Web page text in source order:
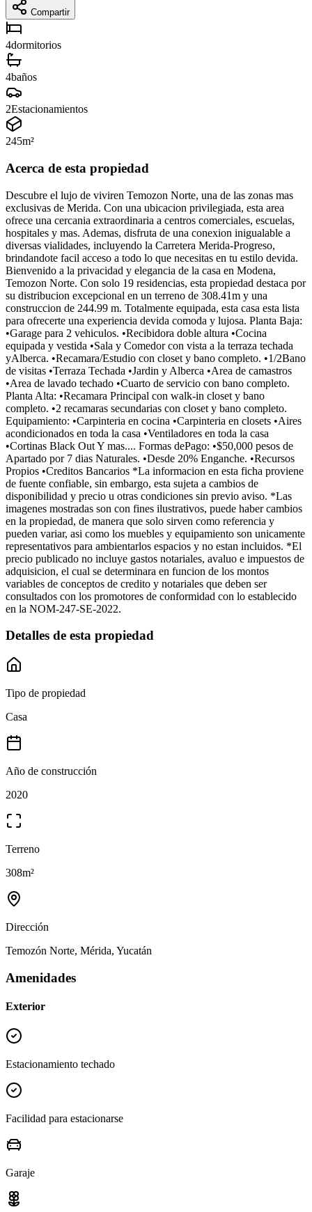
Compartir
4dormitorios
4baños
2Estacionamientos
245m²
Acerca de esta propiedad
Descubre el lujo de viviren Temozon Norte, una de las zonas mas
exclusivas de Merida. Con una ubicacion privilegiada, esta area
ofrece una cercania extraordinaria a centros comerciales, escuelas,
hospitales y mas. Ademas, disfruta de una conexion inigualable a
diversas vialidades, incluyendo la Carretera Merida-Progreso,
brindandote facil acceso a todo lo que necesitas en tu estilo devida.
Bienvenido a la privacidad y elegancia de la casa en Modena,
Temozon Norte. Con solo 19 residencias, esta propiedad destaca por
su distribucion excepcional en un terreno de 308.41m y una
construccion de 244.99 m. Totalmente equipada, esta casa esta lista
para ofrecerte una experiencia devida comoda y lujosa. Planta Baja:
•Garage para 2 vehiculos. •Recibidora doble altura •Cocina
equipada y vestida •Sala y Comedor con vista a la terraza techada
yAlberca. •Recamara/Estudio con closet y bano completo. •1/2Bano
de visitas •Terraza Techada •Jardin y Alberca •Area de camastros
•Area de lavado techado •Cuarto de servicio con bano completo.
Planta Alta: •Recamara Principal con walk-in closet y bano
completo. •2 recamaras secundarias con closet y bano completo.
Equipamiento: •Carpinteria en cocina •Carpinteria en closets •Aires
acondicionados en toda la casa •Ventiladores en toda la casa
•Cortinas Black Out Y mas.... Formas dePago: •$50,000 pesos de
Apartado por 7 dias Naturales. •Desde 20% Enganche. •Recursos
Propios •Creditos Bancarios *La informacion en esta ficha proviene
de fuente confiable, sin embargo, esta sujeta a cambios de
disponibilidad y precio u otras condiciones sin previo aviso. *Las
imagenes mostradas son con fines ilustrativos, puede haber cambios
en la propiedad, de manera que solo sirven como referencia y
pueden variar, asi como los muebles y equipamiento son unicamente
representativos para ambientarlos espacios y no estan incluidos. *El
precio publicado no incluye gastos notariales, avaluo e impuestos de
adquisicion, el cual se determinara en funcion de los montos
variables de conceptos de credito y notariales que deben ser
consultados con los promotores de conformidad con lo establecido
en la NOM-247-SE-2022.
Detalles de esta propiedad
Tipo de propiedad
Casa
Año de construcción
2020
Terreno
308m²
Dirección
Temozón Norte, Mérida, Yucatán
Amenidades
Exterior
Estacionamiento techado
Facilidad para estacionarse
Garaje